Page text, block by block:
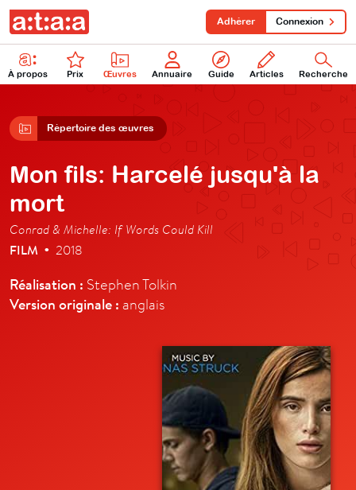
À propos Prix Œuvres Annuaire Guide Articles Recherche
Adhérer Connexion
Répertoire des œuvres
Mon fils: Harcelé jusqu'à la
mort
Conrad & Michelle: If Words Could Kill
FILM • 2018
Réalisation : Stephen Tolkin
Version originale : anglais